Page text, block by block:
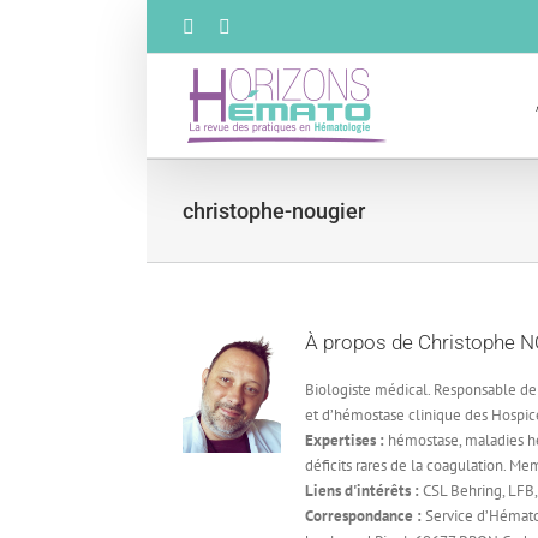
Facebook
christophe-nougier
À propos de Christophe
Biologiste médical. Responsable
et d’hémostase clinique des
Expertises : hémostase, maladies
déficits rares de la coagulation.
Liens d'intérêts : CSL Behring,
Correspondance : Service